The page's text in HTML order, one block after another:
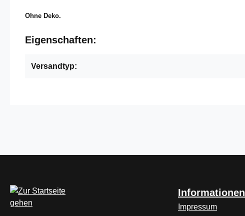
Ohne Deko.
Eigenschaften:
Versandtyp:
Informationen
Impressum